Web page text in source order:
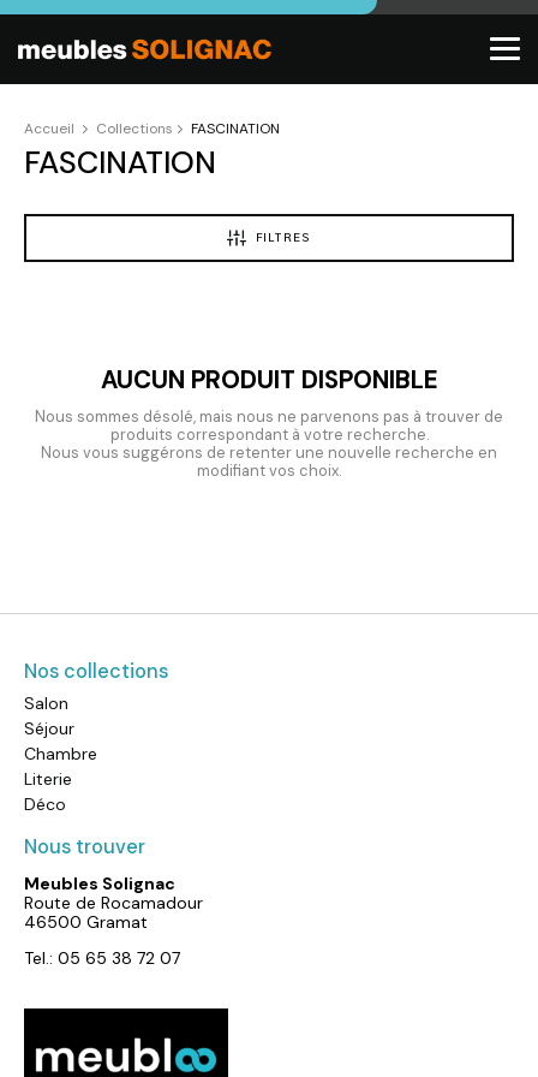
Accueil Collections FASCINATION
FASCINATION
FILTRES
AUCUN PRODUIT DISPONIBLE
Nous sommes désolé, mais nous ne parvenons pas à trouver de
produits correspondant à votre recherche.
Nous vous suggérons de retenter une nouvelle recherche en
modifiant vos choix.
Nos collections
Salon
Séjour
Chambre
Literie
Déco
Nous trouver
Meubles Solignac
Route de Rocamadour
46500 Gramat
Tel.: 05 65 38 72 07